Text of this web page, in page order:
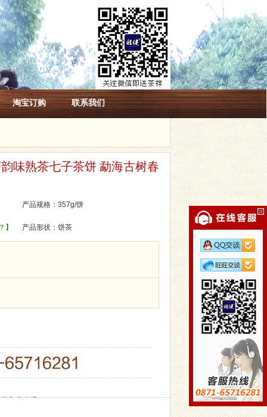
淘宝订购 联系我们
味熟茶七子茶饼 勐海古树春
产品规格：357g/饼
】 产品形状：饼茶